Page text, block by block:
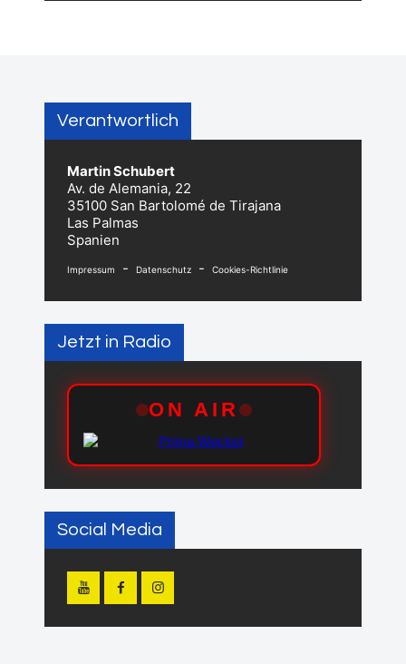
Verantwortlich
Martin Schubert
Av. de Alemania, 22
35100 San Bartolomé de Tirajana
Las Palmas
Spanien
Impressum - Datenschutz - Cookies-Richtlinie
Jetzt in Radio
Social Media